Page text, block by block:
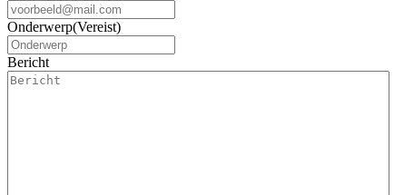
Onderwerp(Vereist)
Bericht